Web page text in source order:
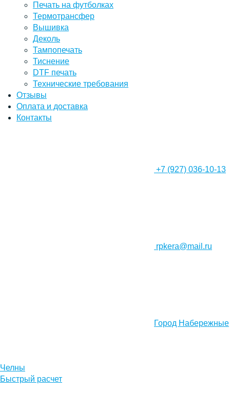
Печать на футболках
Термотрансфер
Вышивка
Деколь
Тампопечать
Тиснение
DTF печать
Технические требования
Отзывы
Оплата и доставка
Контакты
+7 (927) 036-10-13
rpkera@mail.ru
Город Набережные
Челны
Быстрый расчет